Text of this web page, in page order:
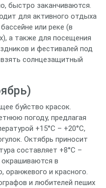
быстро заканчиваются.
для активного отдыха
или реке (в
а также для посещения
и фестивалей под
солнцезащитный
буйство красок.
погоду, предлагая
+15°C – +20°C,
Октябрь приносит
составляет +8°C –
окрашиваются в
и красного.
и любителей пеших